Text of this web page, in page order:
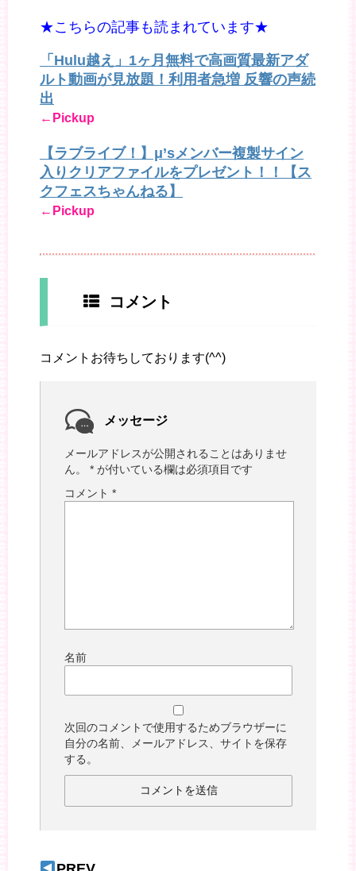
★こちらの記事も読まれています★
「Hulu越え」1ヶ月無料で高画質最新アダ
ルト動画が見放題！利用者急増 反響の声続
出
←Pickup
【ラブライブ！】μ’sメンバー複製サイン
入りクリアファイルをプレゼント！！【ス
クフェスちゃんねる】
←Pickup
コメント
コメントお待ちしております(^^)
メッセージ
メールアドレスが公開されることはありませ
ん。
* が付いている欄は必須項目です
コメント *
名前
次回のコメントで使用するためブラウザーに
自分の名前、メールアドレス、サイトを保存
する。